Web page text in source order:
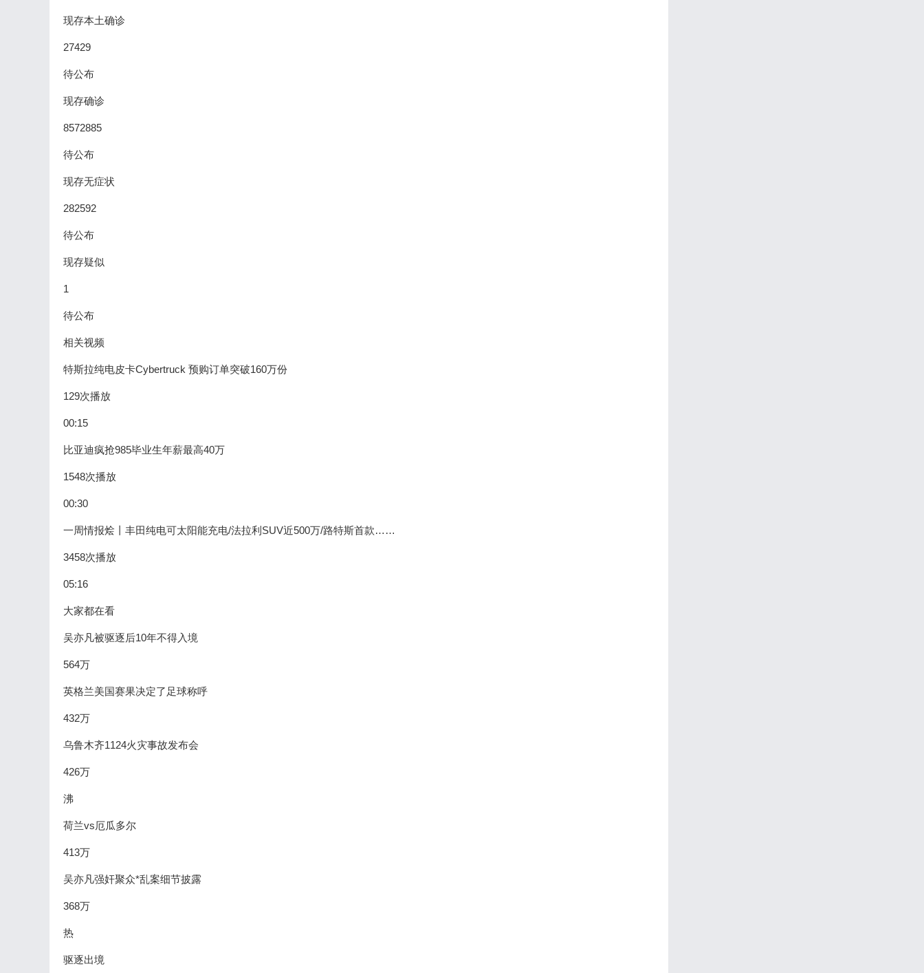
现存本土确诊
27429
待公布
现存确诊
8572885
待公布
现存无症状
282592
待公布
现存疑似
1
待公布
相关视频
特斯拉纯电皮卡Cybertruck 预购订单突破160万份
129次播放
00:15
比亚迪疯抢985毕业生年薪最高40万
1548次播放
00:30
一周情报烩丨丰田纯电可太阳能充电/法拉利SUV近500万/路特斯首款……
3458次播放
05:16
大家都在看
吴亦凡被驱逐后10年不得入境
564万
英格兰美国赛果决定了足球称呼
432万
乌鲁木齐1124火灾事故发布会
426万
沸
荷兰vs厄瓜多尔
413万
吴亦凡强奸聚众*乱案细节披露
368万
热
驱逐出境